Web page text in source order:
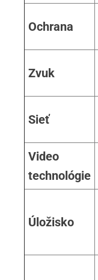
Ochrana
Zvuk
Sieť
Video
technológie
Úložisko